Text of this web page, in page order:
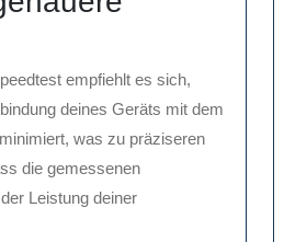
empfiehlt es sich,
deines Geräts mit dem
was zu präziseren
die gemessenen
Leistung deiner